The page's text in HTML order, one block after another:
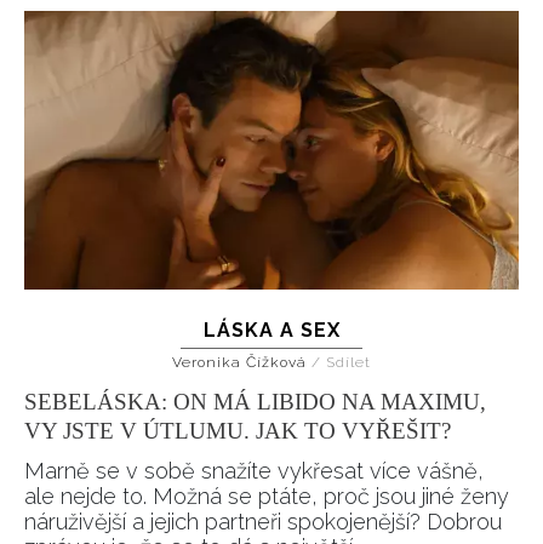
LÁSKA A SEX
Veronika Čížková / Sdílet
SEBELÁSKA: ON MÁ LIBIDO NA MAXIMU,
VY JSTE V ÚTLUMU. JAK TO VYŘEŠIT?
Marně se v sobě snažíte vykřesat více vášně,
ale nejde to. Možná se ptáte, proč jsou jiné ženy
náruživější a jejich partneři spokojenější? Dobrou